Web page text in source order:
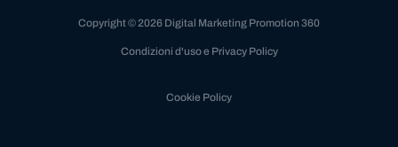
Copyright © 2026 Digital Marketing Promotion 360
Condizioni d'uso e Privacy Policy
Cookie Policy